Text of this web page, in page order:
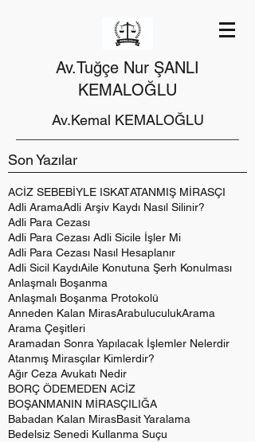
Av.Tuğçe Nur ŞANLI
KEMALOĞLU
Av.Kemal KEMALOĞLU
Son Yazılar
ACİZ SEBEBİYLE ISKATATANMIŞ MİRASÇI
Adli AramaAdli Arşiv Kaydı Nasıl Silinir?
Adli Para Cezası
Adli Para Cezası Adli Sicile İşler Mi
Adli Para Cezası Nasıl Hesaplanır
Adli Sicil KaydıAile Konutuna Şerh Konulması
Anlaşmalı Boşanma
Anlaşmalı Boşanma Protokolü
Anneden Kalan MirasArabuluculukArama
Arama Çeşitleri
Aramadan Sonra Yapılacak İşlemler Nelerdir
Atanmış Mirasçılar Kimlerdir?
Ağır Ceza Avukatı Nedir
BORÇ ÖDEMEDEN ACİZ
BOŞANMANIN MİRASÇILIĞA
Babadan Kalan MirasBasit Yaralama
Bedelsiz Senedi Kullanma Suçu